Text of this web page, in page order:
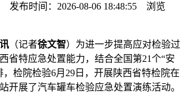
布时间：2026-08-06 18:48:55 浏览
（记者徐文智）为进一步提高应对检验过
省特应急处置能力，结合全国第21个“安
，检院检验6月29日，开展陕西省特检院在
开展了汽车罐车检验应急处置演练活动。